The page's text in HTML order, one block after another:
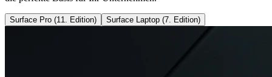
Surface Pro (11. Edition) Surface Laptop (7. Edition)